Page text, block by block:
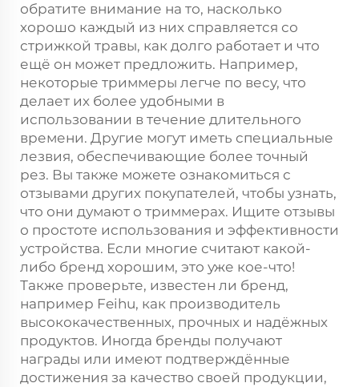
обратите внимание на то, насколько
хорошо каждый из них справляется со
стрижкой травы, как долго работает и что
ещё он может предложить. Например,
некоторые триммеры легче по весу, что
делает их более удобными в
использовании в течение длительного
времени. Другие могут иметь специальные
лезвия, обеспечивающие более точный
рез. Вы также можете ознакомиться с
отзывами других покупателей, чтобы узнать,
что они думают о триммерах. Ищите отзывы
о простоте использования и эффективности
устройства. Если многие считают какой-
либо бренд хорошим, это уже кое-что!
Также проверьте, известен ли бренд,
например Feihu, как производитель
высококачественных, прочных и надёжных
продуктов. Иногда бренды получают
награды или имеют подтверждённые
достижения за качество своей продукции,